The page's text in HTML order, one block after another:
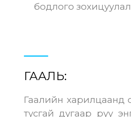
бодлого
ГААЛЬ:
Гаалийн харилцаанд
тусгай дугаар руу